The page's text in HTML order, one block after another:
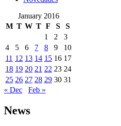
January 2016
M T W T F S
S
1
2
3
4
5 6 7 8 9
10
11 12 13 14 15 16 17
18 19 20 21 22 23 24
25 26 27 28 29 30 31
« Dec
Feb »
News